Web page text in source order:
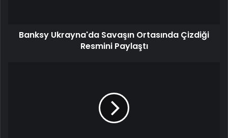
Banksy Ukrayna'da Savaşın Ortasında Çizdiği
Resmini Paylaştı